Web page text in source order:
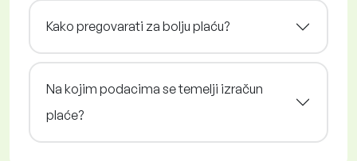
Kako pregovarati za bolju plaću?
Na kojim podacima se temelji izračun
plaće?